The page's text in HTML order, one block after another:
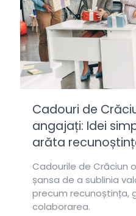
Cadouri de
angajați: Idei
arăta
Cadourile de Crăciun
șansa de a sublinia
precum recunoștința,
colaborarea.